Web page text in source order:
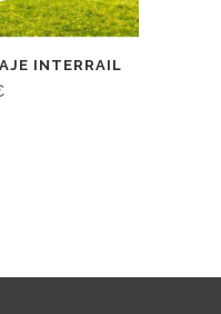
INTERRAIL